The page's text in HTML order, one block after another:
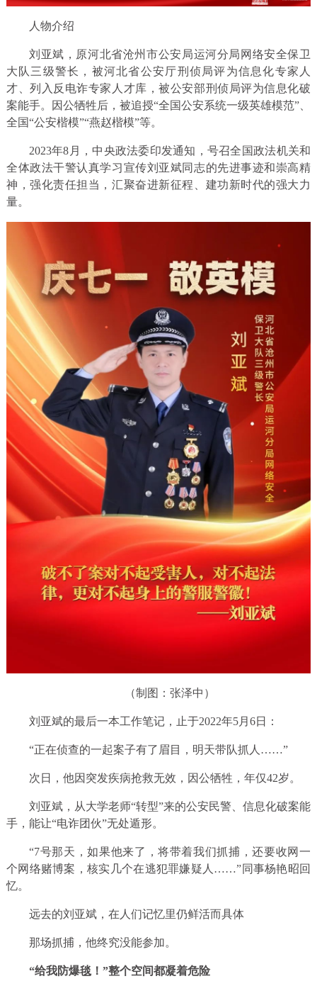
人物介绍
刘亚斌，原河北省沧州市公安局运河分局网络安全保卫
大队三级警长，被河北省公安厅刑侦局评为信息化专家人
才、列入反电诈专家人才库，被公安部刑侦局评为信息化破
案能手。因公牺牲后，被追授“全国公安系统一级英雄模范”、
全国“公安楷模”“燕赵楷模”等。
2023年8月，中央政法委印发通知，号召全国政法机关和
全体政法干警认真学习宣传刘亚斌同志的先进事迹和崇高精
神，强化责任担当，汇聚奋进新征程、建功新时代的强大力
量。
（制图：张泽中）
刘亚斌的最后一本工作笔记，止于2022年5月6日：
“正在侦查的一起案子有了眉目，明天带队抓人……”
次日，他因突发疾病抢救无效，因公牺牲，年仅42岁。
刘亚斌，从大学老师“转型”来的公安民警、信息化破案能
手，能让“电诈团伙”无处遁形。
“7号那天，如果他来了，将带着我们抓捕，还要收网一
个网络赌博案，核实几个在逃犯罪嫌疑人……”同事杨艳昭回
忆。
远去的刘亚斌，在人们记忆里仍鲜活而具体
那场抓捕，他终究没能参加。
“给我防爆毯！”整个空间都凝着危险